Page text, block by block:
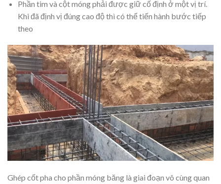
Phần tim và cột móng phải được giữ cố định ở một vị trí.
Khi đã định vị đúng cao độ thì có thể tiến hành bước tiếp
theo
Ghép cốt pha cho phần móng băng là giai đoạn vô cùng quan